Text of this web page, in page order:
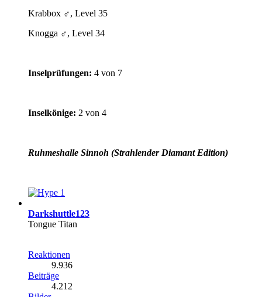
Krabbox ♂️, Level 35
Knogga ♂️, Level 34
Inselprüfungen: 4 von 7
Inselkönige: 2 von 4
Ruhmeshalle Sinnoh (Strahlender Diamant Edition)
1
Darkshuttle123
Tongue Titan
Reaktionen
9.936
Beiträge
4.212